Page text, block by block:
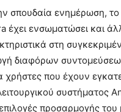
σπουδαία ενημέρωση,
έχει ενσωματώσει και
στη
διαφόρων
χρήστες που έχουν
συστήματος
προσαρμογής του